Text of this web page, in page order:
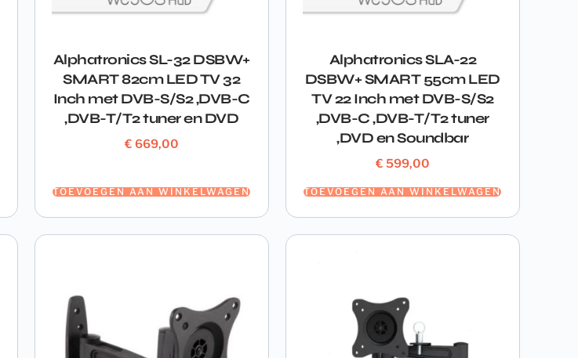
Alphatronics SL-32 DSBW+
SMART 82cm LED TV 32
Inch met DVB-S/S2 ,DVB-C
,DVB-T/T2 tuner en DVD
€ 669,00
TOEVOEGEN AAN WINKELWAGEN
Alphatronics SLA-22
DSBW+ SMART 55cm LED
TV 22 Inch met DVB-S/S2
,DVB-C ,DVB-T/T2 tuner
,DVD en Soundbar
€ 599,00
TOEVOEGEN AAN WINKELWAGEN